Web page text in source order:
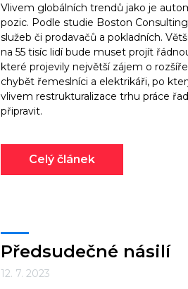
Vlivem globálních trendů jako je
pozic. Podle studie Boston
služeb či prodavačů a pokladních.
na 55 tisíc lidí bude muset projít
které projevily největší zájem o
chybět řemeslníci a elektrikáři, po
vlivem restrukturalizace trhu práce
připravit.
Celý článek
Předsudečné násilí
12. 7. 2023